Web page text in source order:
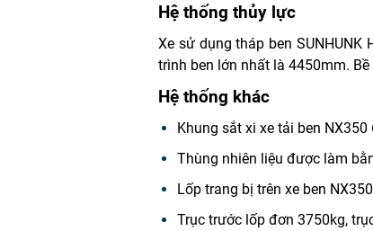
Hệ thống thủy lực
Xe sử dụng tháp ben
trình ben lớn nhất là 4450mm.
Hệ thống khác
Khung sắt xi xe tải ben
Thùng nhiên liệu được làm
Lốp trang bị trên xe ben
Trục trước lốp đơn 3750kg,